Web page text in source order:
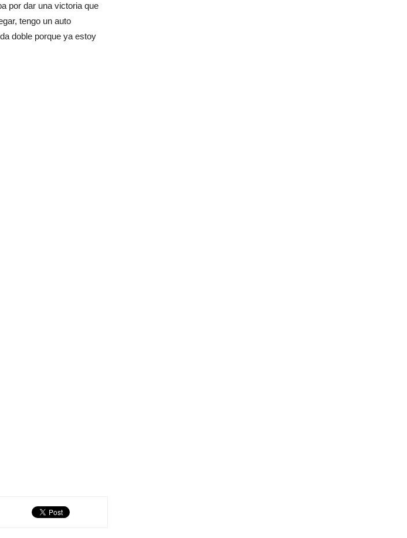
por dar una victoria que
tengo un auto
doble porque ya estoy